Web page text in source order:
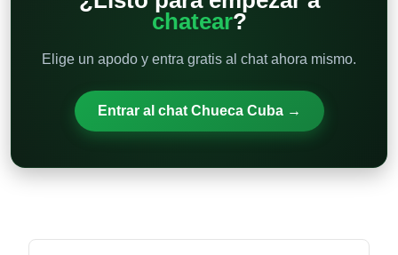
chatear?
Elige un apodo y entra gratis al chat ahora mismo.
Entrar al chat Chueca Cuba →